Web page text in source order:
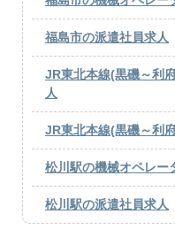
福島市の派遣社員求人
JR東北本線(黒磯～利
人
JR東北本線(黒磯～利
松川駅の機械オペレー
松川駅の派遣社員求人